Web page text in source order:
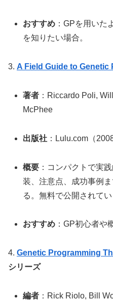
おすすめ ：GPを用いた
を知りたい場合。
3. A Field Guide to Genetic
著者 ：Riccardo Poli,
McPhee
出版社 ：Lulu.com（
概要 ：コンパクトで実
装、注意点、成功事例
る。無料で公開されてい
おすすめ ：GP初心者や
4. Genetic Programming
シリーズ
編者 ：Rick Riolo, Bill